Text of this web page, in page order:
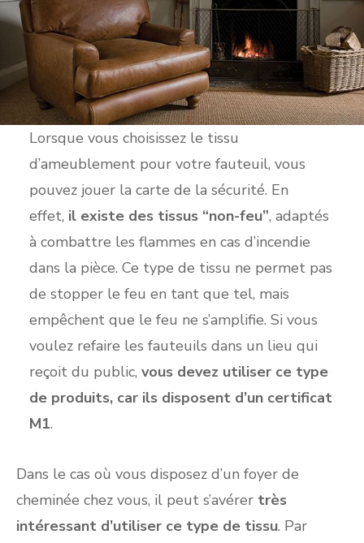
Lorsque vous choisissez le tissu
d’ameublement pour votre fauteuil, vous
pouvez jouer la carte de la sécurité. En
effet, il existe des tissus “non-feu”, adaptés
à combattre les flammes en cas d’incendie
dans la pièce. Ce type de tissu ne permet pas
de stopper le feu en tant que tel, mais
empêchent que le feu ne s’amplifie. Si vous
voulez refaire les fauteuils dans un lieu qui
reçoit du public, vous devez utiliser ce type
de produits, car ils disposent d’un certificat
M1.
Dans le cas où vous disposez d’un foyer de
cheminée chez vous, il peut s’avérer très
intéressant d’utiliser ce type de tissu. Par